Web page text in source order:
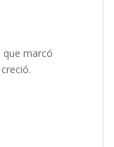
que marcó